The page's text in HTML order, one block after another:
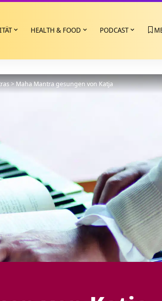
HEALTH & FOOD PODCAST
>Maha Mantra gesungen von Katja